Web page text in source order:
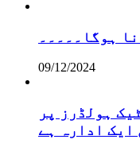
ہوگا۔۔۔۔۔
09/12/2024
ہولڈرز پر
ایک ادارہ ہے